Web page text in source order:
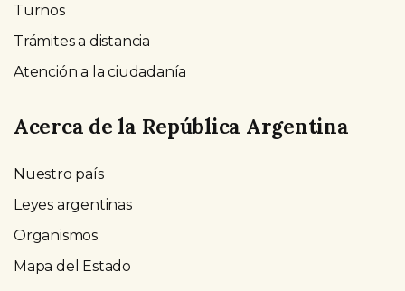
Turnos
Trámites a distancia
Atención a la ciudadanía
Acerca de la República Argentina
Nuestro país
Leyes argentinas
Organismos
Mapa del Estado